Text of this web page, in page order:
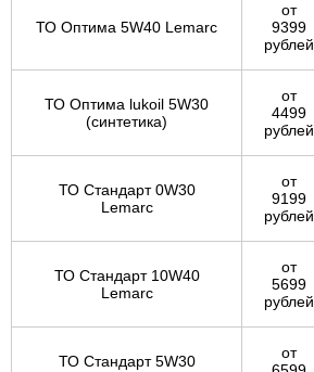
ТО Оптима 5W40 Lemarc
от
9399
рублей
ТО Оптима lukoil 5W30
(синтетика)
от
4499
рублей
ТО Стандарт 0W30
Lemarc
от
9199
рублей
ТО Стандарт 10W40
Lemarc
от
5699
рублей
ТО Стандарт 5W30
от